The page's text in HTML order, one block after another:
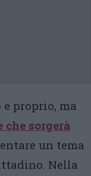
e proprio, ma
sorgerà
un tema
Nella